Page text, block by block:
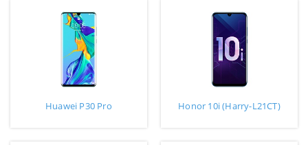
Huawei P30 Pro Honor 10i (Harry-L21CT)